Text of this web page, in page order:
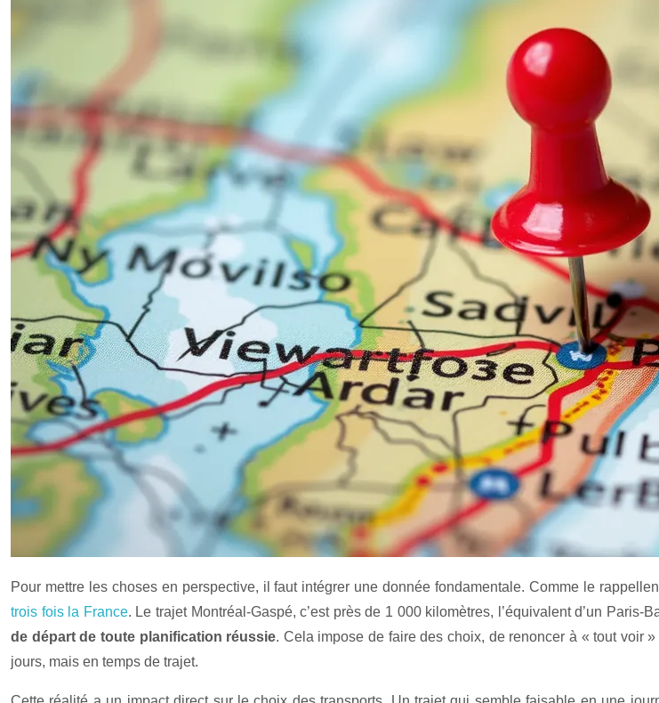
Pour mettre les choses en perspective, il faut intégrer une donnée fondamentale. Comme le
trois fois la France. Le trajet Montréal-Gaspé, c’est près de 1 000 kilomètres, l’équivalent d’un
de départ de toute planification réussie. Cela impose de faire des choix, de renoncer à « tout voir
jours, mais en temps de trajet.